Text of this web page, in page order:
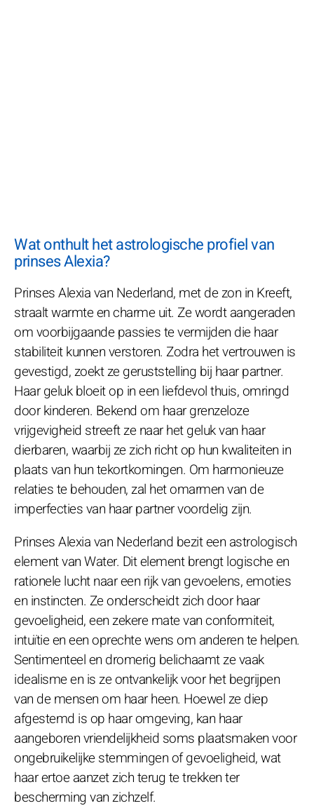
Wat onthult het astrologische profiel van
prinses Alexia?
Prinses Alexia van Nederland, met de zon in Kreeft,
straalt warmte en charme uit. Ze wordt aangeraden
om voorbijgaande passies te vermijden die haar
stabiliteit kunnen verstoren. Zodra het vertrouwen is
gevestigd, zoekt ze geruststelling bij haar partner.
Haar geluk bloeit op in een liefdevol thuis, omringd
door kinderen. Bekend om haar grenzeloze
vrijgevigheid streeft ze naar het geluk van haar
dierbaren, waarbij ze zich richt op hun kwaliteiten in
plaats van hun tekortkomingen. Om harmonieuze
relaties te behouden, zal het omarmen van de
imperfecties van haar partner voordelig zijn.
Prinses Alexia van Nederland bezit een astrologisch
element van Water. Dit element brengt logische en
rationele lucht naar een rijk van gevoelens, emoties
en instincten. Ze onderscheidt zich door haar
gevoeligheid, een zekere mate van conformiteit,
intuïtie en een oprechte wens om anderen te helpen.
Sentimenteel en dromerig belichaamt ze vaak
idealisme en is ze ontvankelijk voor het begrijpen
van de mensen om haar heen. Hoewel ze diep
afgestemd is op haar omgeving, kan haar
aangeboren vriendelijkheid soms plaatsmaken voor
ongebruikelijke stemmingen of gevoeligheid, wat
haar ertoe aanzet zich terug te trekken ter
bescherming van zichzelf.